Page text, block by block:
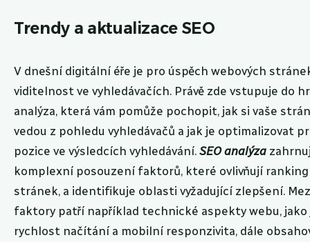
Trendy a aktualizace SEO
V dnešní digitální éře je pro úspěch webových
viditelnost ve vyhledávačích. Právě zde vstupuje do
analýza, která vám pomůže pochopit, jak si vaše
vedou z pohledu vyhledávačů a jak je optimalizovat
pozice ve výsledcích vyhledávání. SEO analýza
komplexní posouzení faktorů, které ovlivňují ranking
stránek, a identifikuje oblasti vyžadující zlepšení.
faktory patří například technické aspekty webu, jako
rychlost načítání a mobilní responzivita, dále